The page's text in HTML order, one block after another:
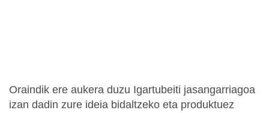
Oraindik ere aukera duzu Igartubeiti jasangarriagoa
izan dadin zure ideia bidaltzeko eta produktuez